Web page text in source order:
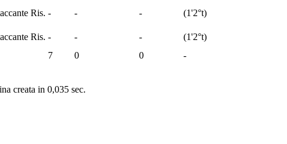
Ris. - - - (1'2°t)
Ris. - - - (1'2°t)
7
0 0
-
creata in 0,035 sec.